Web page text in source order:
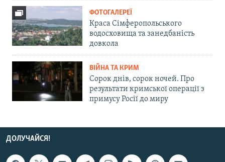
ФОТОГАЛЕРЕЇ
Краса Сімферопольського
водосховища та занедбаність
довкола
ВІЙНА ТА КРИМ
Сорок днів, сорок ночей. Про
результати кримської операції з
примусу Росії до миру
ДОЛУЧАЙСЯ!